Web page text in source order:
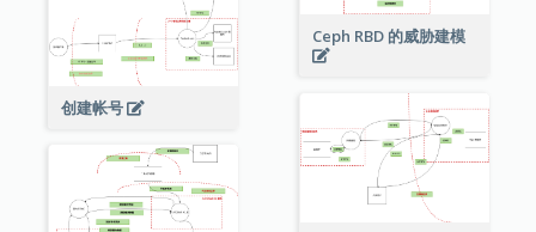
Ceph RBD 的威胁建模
创建帐号